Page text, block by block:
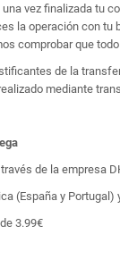
vez finalizada tu
la operación con tu
comprobar que
de la
mediante
de la empresa
(España y Portugal)
3.99€